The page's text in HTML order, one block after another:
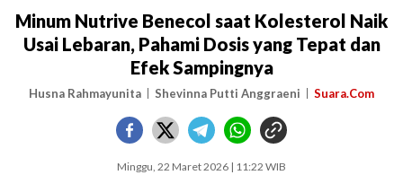
Minum Nutrive Benecol saat Kolesterol Naik
Usai Lebaran, Pahami Dosis yang Tepat dan
Efek Sampingnya
Husna Rahmayunita Shevinna Putti Anggraeni Suara.Com
Minggu, 22 Maret 2026 | 11:22 WIB